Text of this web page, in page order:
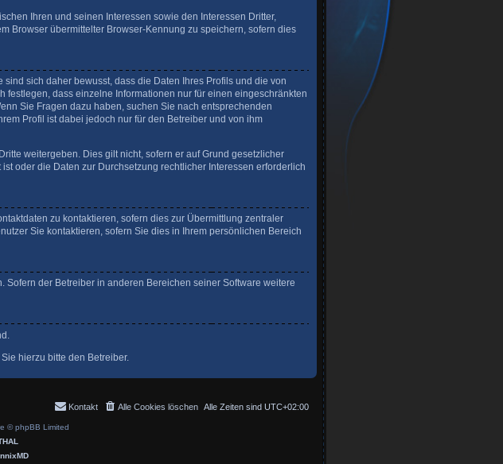
Ihren und seinen Interessen sowie den Interessen Dritter,
Browser übermittelter Browser-Kennung zu speichern, sofern dies
sich daher bewusst, dass die Daten Ihres Profils und die von
dass einzelne Informationen nur für einen eingeschränkten
Sie Fragen dazu haben, suchen Sie nach entsprechenden
Profil ist dabei jedoch nur für den Betreiber und von ihm
weitergeben. Dies gilt nicht, sofern er auf Grund gesetzlicher
oder die Daten zur Durchsetzung rechtlicher Interessen erforderlich
zu kontaktieren, sofern dies zur Übermittlung zentraler
Sie kontaktieren, sofern Sie dies in Ihrem persönlichen Bereich
der Betreiber in anderen Bereichen seiner Software weitere
hierzu bitte den Betreiber.
Alle Zeiten sind UTC+02:00
Alle Cookies löschen
Kontakt
© phpBB Limited